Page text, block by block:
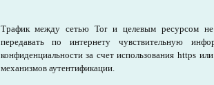
Трафик между сетью Tor и целевым ресурсом не
передавать по интернету чувствительную
конфиденциальности за счет использования https
механизмов аутентификации.